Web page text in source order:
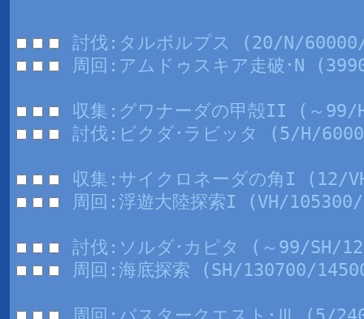
討伐:タルボルプス (20/N/
周回:アムドゥスキア走破･N
収集:グワナーダの甲殻II (～99/
討伐:ビクダ･ラビッタ (5/H/
収集:サイクロネーダの角I (12/
周回:浮遊大陸探索I (VH/
討伐:ソルダ･カピタ (～99/SH/
周回:海底探索 (SH/130700/
周回:バスタークエスト･Ⅲ (5/